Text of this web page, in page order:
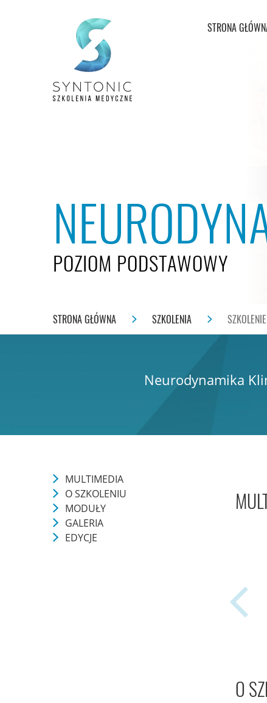
STRONA
POZIOM PODSTAWOWY
STRONA GŁÓWNA SZKOLENIA
Neurodynamika
MULTIMEDIA
O SZKOLENIU
MODUŁY
GALERIA
EDYCJE
O